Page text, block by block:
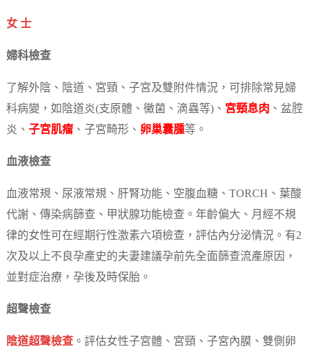
女 士
婦科檢查
了解外陰、陰道、宮頸、子宮及雙附件情況，可排除常見婦
科病變，如陰道炎(支原體、黴菌、滴蟲等)、 宮頸息肉 、盆腔
炎、 子宮肌瘤、子宮畸形、 卵巢囊腫等。
血液檢查
血液常規、尿液常規、肝腎功能、空腹血糖、TORCH、葉酸
代謝、傳染病篩查、甲狀腺功能檢查。年齡偏大、月經不規
律的女性可在經期行性激素六項檢查，評估內分泌情況。有2
次及以上不良孕產史的夫妻建議孕前先全面篩查流產原因，
並對症治療，孕後及時保胎。
超聲檢查
陰道超聲檢查。評估女性子宮體、宮頸、子宮內膜、雙側卵